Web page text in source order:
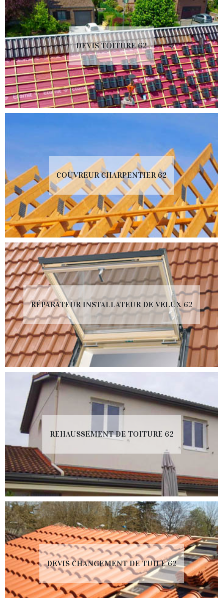
DEVIS TOITURE 62
COUVREUR CHARPENTIER 62
RÉPARATEUR INSTALLATEUR DE VELUX 62
REHAUSSEMENT DE TOITURE 62
DEVIS CHANGEMENT DE TUILE 62